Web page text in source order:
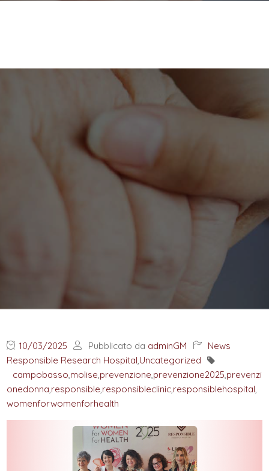
10/03/2025 Pubblicato da adminGM
News
Responsible Research Hospital Uncategorized
campobasso molise prevenzione prevenzione2025 prevenzi
onedonna responsible responsibleclinic responsiblehospital
womenforwomenforhealth